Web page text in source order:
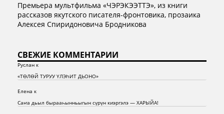
Премьера мультфильма «ЧЭРЭКЭЭТТЭ», из книги
рассказов якутского писателя-фронтовика, прозаика
Алексея Спиридоновича Бродникова
СВЕЖИЕ КОММЕНТАРИИ
Руслан к
«ТӨЛӨЙ ТУРУУ ҮЛЭҺИТ ДЬОНО»
Елена к
Саҥа дьыл бырааһынньыгын сүрүн киэргэлэ — ХАРЫЙА!